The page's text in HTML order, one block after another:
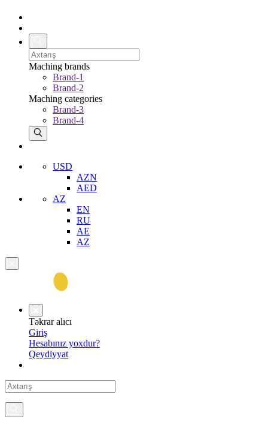
Maching brands
Brand-1
Brand-2
Maching categories
Brand-3
Brand-4
USD
AZN
AED
AZ
EN
RU
AE
AZ
Təkrar alıcı
Giriş
Hesabınız yoxdur?
Qeydiyyat